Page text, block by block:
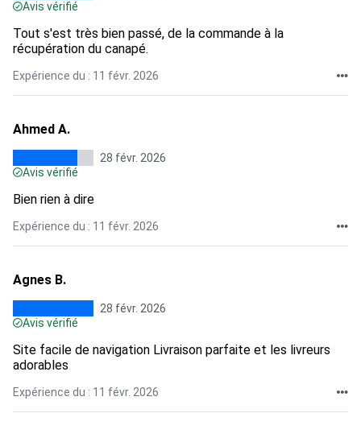
Avis vérifié
Tout s'est très bien passé, de la commande à la
récupération du canapé.
Expérience du : 11 févr. 2026
Ahmed A.
28 févr. 2026
Avis vérifié
Bien rien à dire
Expérience du : 11 févr. 2026
Agnes B.
28 févr. 2026
Avis vérifié
Site facile de navigation Livraison parfaite et les livreurs
adorables
Expérience du : 11 févr. 2026